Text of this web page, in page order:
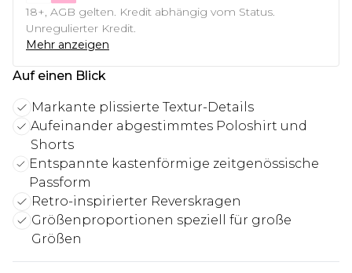
18+, AGB gelten. Kredit abhängig vom Status.
Unregulierter Kredit.
Mehr anzeigen
Auf einen Blick
Markante plissierte Textur-Details
Aufeinander abgestimmtes Poloshirt und
Shorts
Entspannte kastenförmige zeitgenössische
Passform
Retro-inspirierter Reverskragen
Größenproportionen speziell für große
Größen